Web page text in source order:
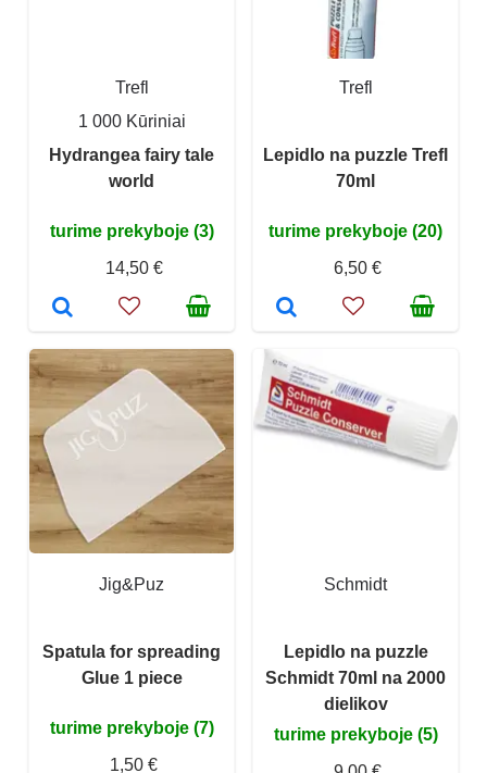
Trefl
1 000 Kūriniai
Hydrangea fairy tale
world
turime prekyboje (3)
14,50 €
Trefl
Lepidlo na puzzle Trefl
70ml
turime prekyboje (20)
6,50 €
Jig&Puz
Spatula for spreading
Glue 1 piece
turime prekyboje (7)
1,50 €
Schmidt
Lepidlo na puzzle
Schmidt 70ml na 2000
dielikov
turime prekyboje (5)